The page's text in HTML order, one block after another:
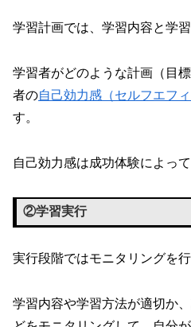
学習計画では、学習内容と学
学習者がどのような計画（目
者の自己効力感（セルフエフィ
す。
自己効力感は成功体験によっ
②学習実行
実行段階ではモニタリングを行
学習内容や学習方法が適切か